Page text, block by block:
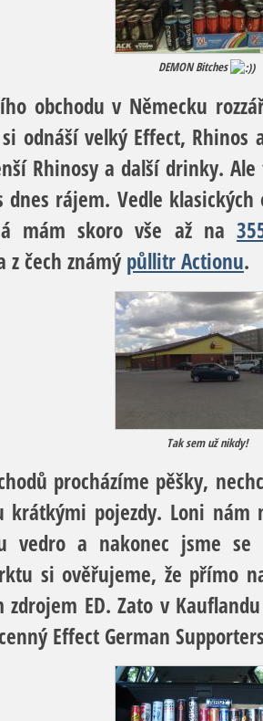
DEMON Bitches
obchodu v Německu
odnáší velký Effect,
Rhinosy a další drinky.
dnes rájem. Vedle
mám skoro vše až na
z čech známý půllitr Actionu.
Tak sem už nikdy!
procházíme pěšky,
krátkými pojezdy. Loni
vedro a nakonec jsme
si ověřujeme, že přímo
zdrojem ED. Zato v
Effect German